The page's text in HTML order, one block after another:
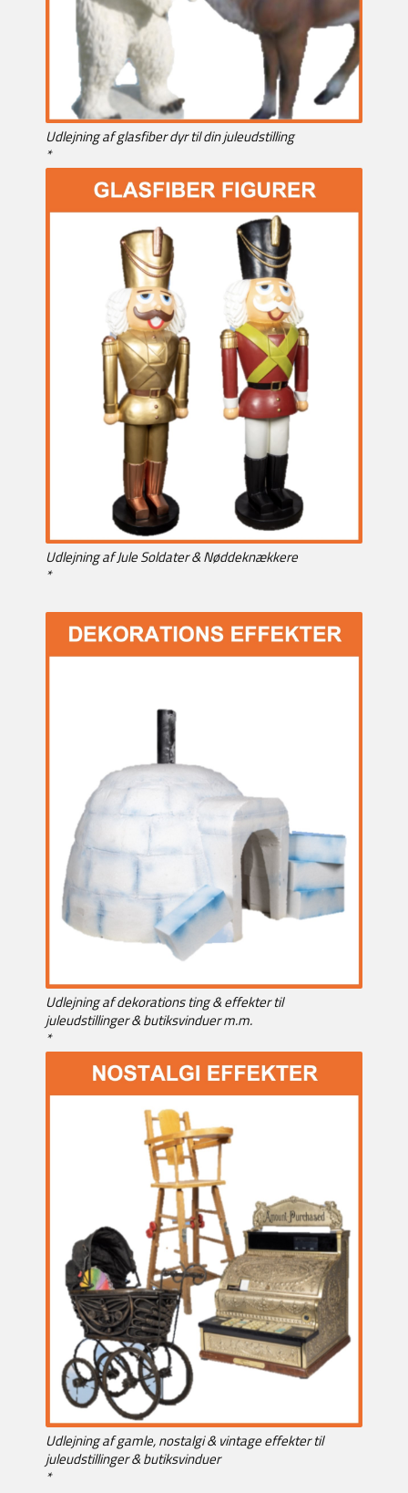
Udlejning af glasfiber dyr til din juleudstilling
*
Udlejning af Jule Soldater & Nøddeknækkere
*
Udlejning af dekorations ting & effekter til
juleudstillinger & butiksvinduer m.m.
*
Udlejning af gamle, nostalgi & vintage effekter til
juleudstillinger & butiksvinduer
*